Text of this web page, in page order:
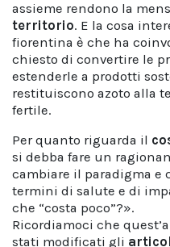
assieme rendono la
territorio. E la cosa
fiorentina è che ha
chiesto di convertire le
estenderle a prodotti
restituiscono azoto alla
fertile.
Per quanto riguarda il
si debba fare un
cambiare il paradigma e
termini di salute e di
che “costa poco”?».
Ricordiamoci che
stati modificati gli